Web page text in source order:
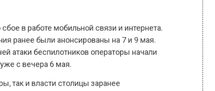
ранее были анонсированы на 7 и 9 мая.
атаки беспилотников операторы начали
с вечера 6 мая.
так и власти столицы заранее